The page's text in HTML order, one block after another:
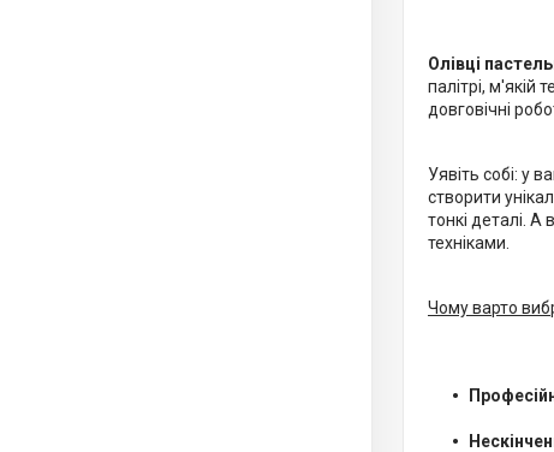
Олівці
палітрі, м'якій
довговічні
Уявіть собі: у
створити
тонкі деталі. А
техніками.
Чому варто